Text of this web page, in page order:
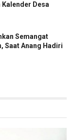
Desa
Semangat
Saat Anang Hadiri